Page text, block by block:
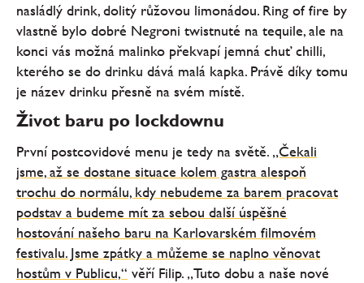
nasládlý drink, dolitý růžovou limonádou. Ring of fire by
vlastně bylo dobré Negroni twistnuté na tequile, ale na
konci vás možná malinko překvapí jemná chuť chilli,
kterého se do drinku dává malá kapka. Právě díky tomu
je název drinku přesně na svém místě.
Život baru po lockdownu
První postcovidové menu je tedy na světě. „Čekali
jsme, až se dostane situace kolem gastra alespoň
trochu do normálu, kdy nebudeme za barem pracovat
podstav a budeme mít za sebou další úspěšné
hostování našeho baru na Karlovarském filmovém
festivalu. Jsme zpátky a můžeme se naplno věnovat
hostům v Publicu,“ věří Filip. „Tuto dobu a naše nové